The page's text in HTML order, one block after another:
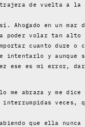
de vuelta a la
en un mar
poder volar tan
cuanto dure o
intentarlo y aunque
es mi error, dar
me abraza y me
veces,
que ella